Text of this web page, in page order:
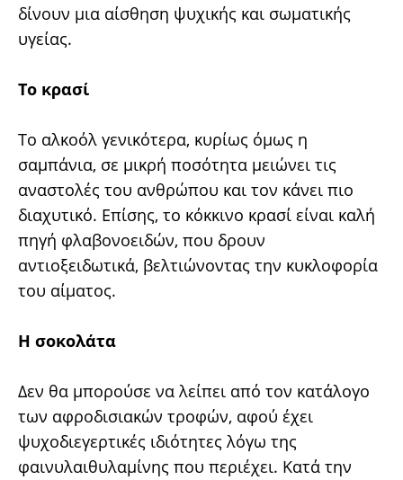
δίνουν μια αίσθηση ψυχικής και σωματικής
υγείας.
Tο κρασί
Το αλκοόλ γενικότερα, κυρίως όμως η
σαμπάνια, σε μικρή ποσότητα μειώνει τις
αναστολές του ανθρώπου και τον κάνει πιο
διαχυτικό. Eπίσης, το κόκκινο κρασί είναι καλή
πηγή φλαβονοειδών, που δρουν
αντιοξειδωτικά, βελτιώνοντας την κυκλοφορία
του αίματος.
Η σοκολάτα
Δεν θα μπορούσε να λείπει από τον κατάλογο
των αφροδισιακών τροφών, αφού έχει
ψυχοδιεγερτικές ιδιότητες λόγω της
φαινυλαιθυλαμίνης που περιέχει. Κατά την